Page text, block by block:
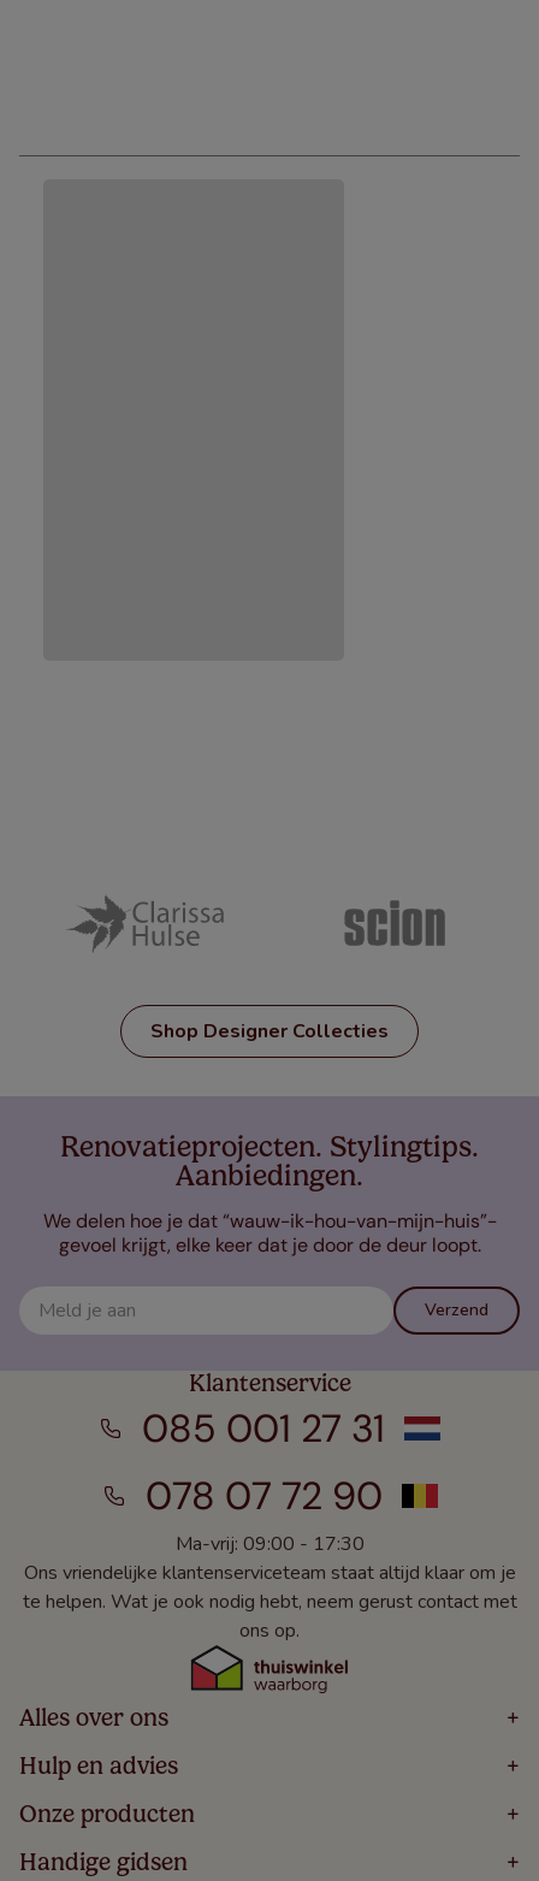
Shop Designer Collecties
Renovatieprojecten. Stylingtips.
Aanbiedingen.
We delen hoe je dat “wauw-ik-hou-van-mijn-huis”-
gevoel krijgt, elke keer dat je door de deur loopt.
Verzend
Klantenservice
085 001 27 31
078 07 72 90
Ma-vrij: 09:00 - 17:30
Ons vriendelijke klantenserviceteam staat altijd klaar om je
te helpen. Wat je ook nodig hebt, neem gerust contact met
ons op.
Alles over ons +
Home
Over
Bestellen
Winacties
Hulp en advies +
Volg Je Bestelling
Levering
5 Jaar Garantie
Onze producten +
Houten Jaloezieën
Handige gidsen +